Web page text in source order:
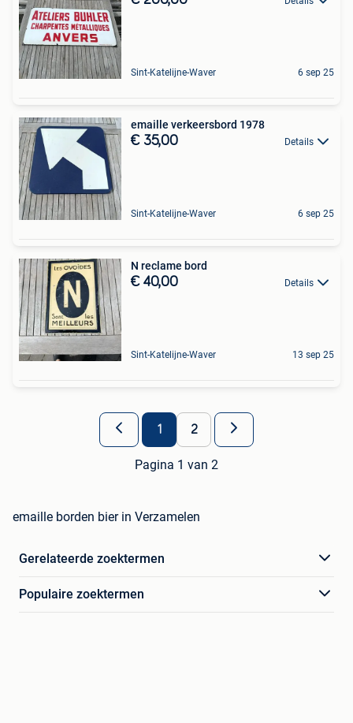
Sint-Katelijne-Waver 6 sep 25
emaille verkeersbord 1978
€ 35,00 Details
Sint-Katelijne-Waver 6 sep 25
N reclame bord
€ 40,00 Details
Sint-Katelijne-Waver 13 sep 25
1 2
Pagina 1 van 2
emaille borden bier in Verzamelen
Gerelateerde zoektermen
Populaire zoektermen